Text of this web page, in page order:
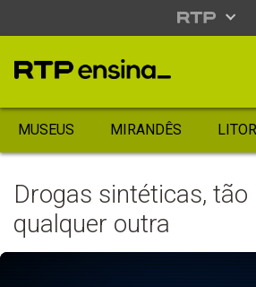
MUSEUS MIRANDÊS
Drogas sintéticas,
qualquer outra